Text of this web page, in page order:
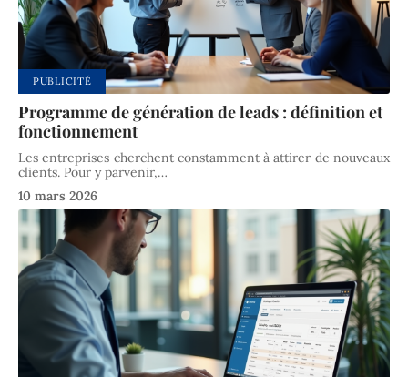
PUBLICITÉ
Programme de génération de leads : définition et
fonctionnement
Les entreprises cherchent constamment à attirer de nouveaux
clients. Pour y parvenir,…
10 mars 2026